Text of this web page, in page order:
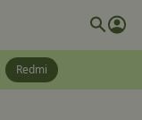
Redmi